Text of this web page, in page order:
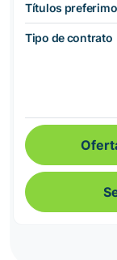
Títulos
Tipo de contrato